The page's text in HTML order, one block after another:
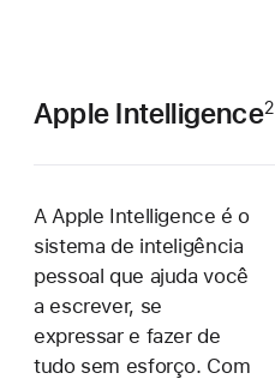
Apple Intelligence2
A Apple Intelligence é o
sistema de inteligência
pessoal que ajuda você
a escrever, se
expressar e fazer de
tudo sem esforço. Com